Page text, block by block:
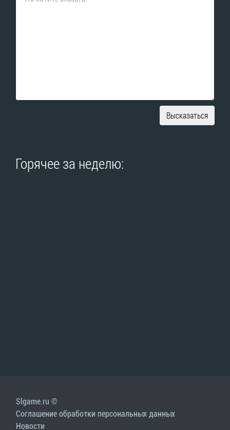
Высказаться
Горячее за неделю:
Slgame.ru ©
Соглашение обработки персональных данных
Новости